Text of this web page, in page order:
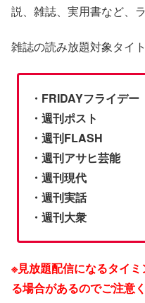
説、雑誌、実用書など、
雑誌の読み放題対象タイ
・FRIDAYフライデー
・週刊ポスト
・週刊FLASH
・週刊アサヒ芸能
・週刊現代
・週刊実話
・週刊大衆
※見放題配信になるタイ
る場合があるのでご注意く